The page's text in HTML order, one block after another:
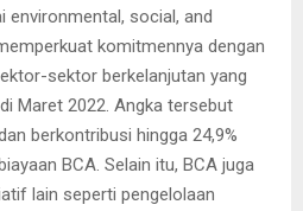
environmental, social, and
komitmennya dengan
sektor berkelanjutan yang
Maret 2022. Angka tersebut
berkontribusi hingga 24,9%
BCA. Selain itu, BCA juga
lain seperti pengelolaan